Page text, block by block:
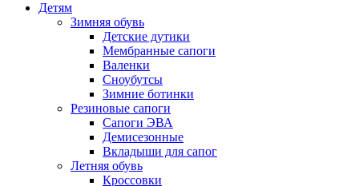
Детям
Зимняя обувь
Детские дутики
Мембранные сапоги
Валенки
Сноубутсы
Зимние ботинки
Резиновые сапоги
Сапоги ЭВА
Демисезонные
Вкладыши для сапог
Летняя обувь
Кроссовки